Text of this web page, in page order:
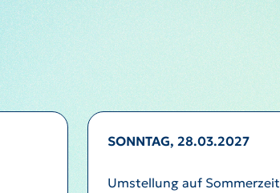
SONNTAG, 28.03.2027
Umstellung auf Sommerzeit